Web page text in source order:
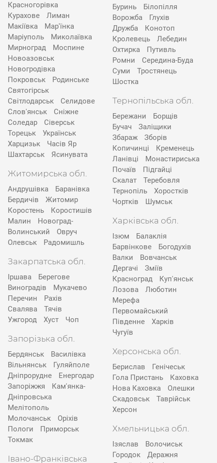
Красногорівка
Курахове
Лиман
Макіївка
Мар'їнка
Маріуполь
Миколаївка
Мирноград
Моспине
Новоазовськ
Новогродівка
Покровськ
Родинське
Святогірськ
Світлодарськ
Селидове
Слов'янськ
Сніжне
Соледар
Сіверськ
Торецьк
Українськ
Харцизьк
Часів Яр
Шахтарськ
Ясинувата
Житомирська обл.
Андрушівка
Баранівка
Бердичів
Житомир
Коростень
Коростишів
Малин
Новоград-
Волинський
Овруч
Олевськ
Радомишль
Закарпатська обл.
Іршава
Берегове
Виноградів
Мукачево
Перечин
Рахів
Свалява
Тячів
Ужгород
Хуст Чоп
Запорізька обл.
Бердянськ
Василівка
Вільнянськ
Гуляйполе
Дніпрорудне
Енергодар
Запоріжжя
Кам'янка-
Дніпровська
Мелітополь
Молочанськ
Оріхів
Пологи
Приморськ
Токмак
Івано-Франківська
Буринь
Білопілля
Ворожба
Глухів
Дружба
Конотоп
Кролевець
Лебедин
Охтирка
Путивль
Ромни
Середина-Буда
Суми
Тростянець
Шостка
Тернопільська обл.
Бережани
Борщів
Бучач
Заліщики
Збараж
Зборів
Копичинці
Кременець
Ланівці
Монастириська
Почаїв
Підгайці
Скалат
Теребовля
Тернопіль
Хоростків
Чортків
Шумськ
Харківська обл.
Ізюм
Балаклія
Барвінкове
Богодухів
Валки
Вовчанськ
Дергачі
Зміїв
Красноград
Куп'янськ
Лозова
Люботин
Мерефа
Первомайський
Південне
Харків
Чугуїв
Херсонська обл.
Берислав
Генічеськ
Гола Пристань
Каховка
Нова Каховка
Олешки
Скадовськ
Таврійськ
Херсон
Хмельницька обл.
Ізяслав
Волочиськ
Городок
Деражня